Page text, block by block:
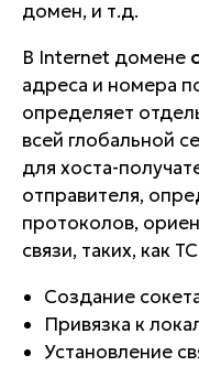
домен, и т.д.
В Internet домене
адреса и номера
определяет
всей глобальной
для хоста-
отправителя,
протоколов,
связи, таких, как
Создание
Привязка к
Установление